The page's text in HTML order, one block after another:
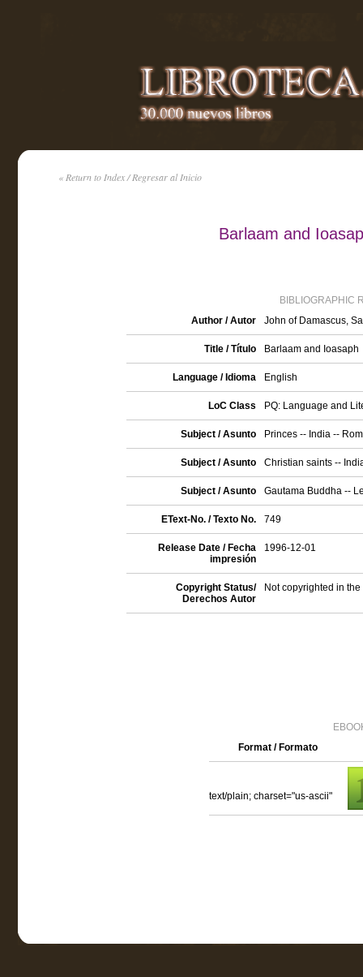
« Return to Index / Regresar al Inicio
Barlaam and
BIBLIOGRAPHIC
Author / Autor
John of Damascus,
Title / Título Barlaam and Ioasaph
Language / Idioma English
LoC Class PQ: Language and
Subject / Asunto Princes -- India --
Subject / Asunto Christian saints --
Subject / Asunto Gautama Buddha --
EText-No. / Texto No. 749
Release Date / Fecha
impresión
1996-12-01
Copyright Status/
Derechos Autor
Not copyrighted in
Format / Formato
text/plain; charset="us-ascii"